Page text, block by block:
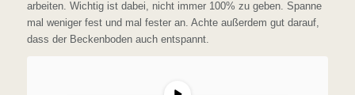
arbeiten. Wichtig ist dabei, nicht immer 100% zu geben. Spanne
mal weniger fest und mal fester an. Achte außerdem gut darauf,
dass der Beckenboden auch entspannt.